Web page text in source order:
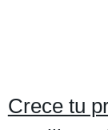
Crece tu